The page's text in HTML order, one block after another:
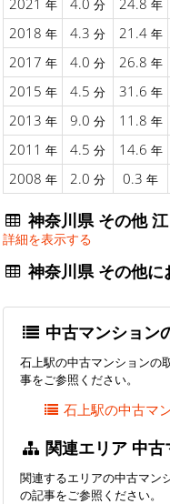
2021 年 4.0 分 24.8 年
2018 年 4.3 分 21.4 年
2017 年 4.0 分 26.8 年
2015 年 4.5 分 31.6 年
2013 年 9.0 分 11.8 年
2011 年 4.5 分 14.6 年
2008 年 2.0 分 0.3 年
神奈川県 その他
詳細を表示する
神奈川県 その他
中古マンション
石上駅の中古マンションの
事をご参照ください。
石上駅の中古マ
関連エリア 中
関連するエリアの中古マン
の記事をご参照ください。